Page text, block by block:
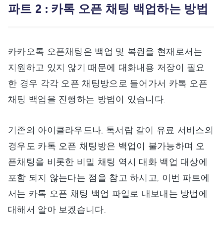
파트 2 : 카톡 오픈 채팅 백업하는 방법
카카오톡 오픈채팅은 백업 및 복원을 현재로서는
지원하고 있지 않기 때문에 대화내용 저장이 필요
한 경우 각각 오픈 채팅방으로 들어가서 카톡 오픈
채팅 백업을 진행하는 방법이 있습니다.
기존의 아이클라우드나, 톡서랍 같이 유료 서비스의
경우도 카톡 오픈 채팅방은 백업이 불가능하며 오
픈채팅을 비롯한 비밀 채팅 역시 대화 백업 대상에
포함 되지 않는다는 점을 참고 하시고, 이번 파트에
서는 카톡 오픈 채팅 백업 파일로 내보내는 방법에
대해서 알아 보겠습니다.